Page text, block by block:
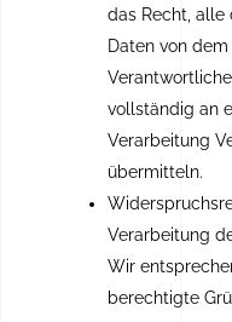
das Recht, alle
Daten von
vollständig an
Verarbeitung
übermitteln.
Verarbeitung
Wir
berechtigte